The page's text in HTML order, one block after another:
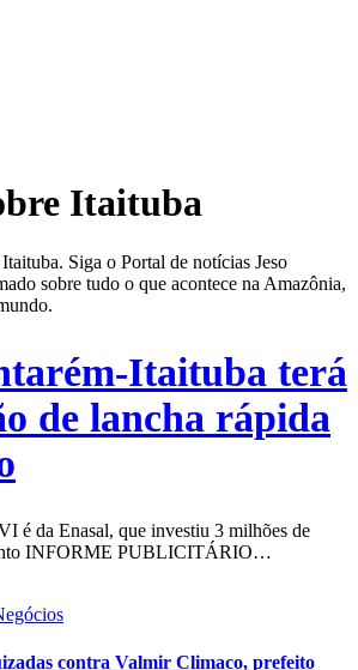
Itaituba
Siga o Portal de notícias Jeso
sobre tudo o que acontece na Amazônia,
Itaituba terá
de lancha rápida
é da Enasal, que investiu 3 milhões de
INFORME PUBLICITÁRIO…
contra Valmir Climaco, prefeito